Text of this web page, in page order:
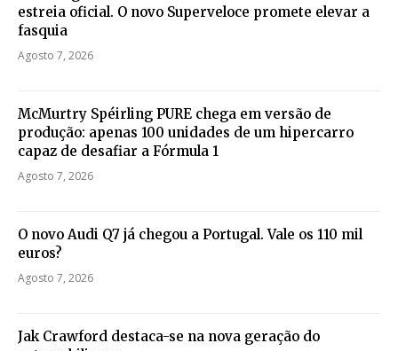
estreia oficial. O novo Superveloce promete elevar a
fasquia
Agosto 7, 2026
McMurtry Spéirling PURE chega em versão de
produção: apenas 100 unidades de um hipercarro
capaz de desafiar a Fórmula 1
Agosto 7, 2026
O novo Audi Q7 já chegou a Portugal. Vale os 110 mil
euros?
Agosto 7, 2026
Jak Crawford destaca-se na nova geração do